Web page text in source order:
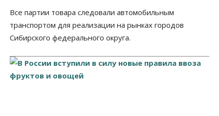
Все партии товара следовали автомобильным
транспортом для реализации на рынках городов
Сибирского федерального округа.